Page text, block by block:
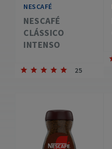
NESCAFÉ
NESCAFÉ
CLÁSSICO
INTENSO
25